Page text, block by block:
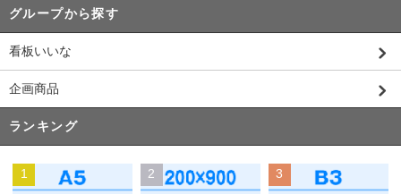
グループから探す
看板いいな
企画商品
ランキング
1 2 3